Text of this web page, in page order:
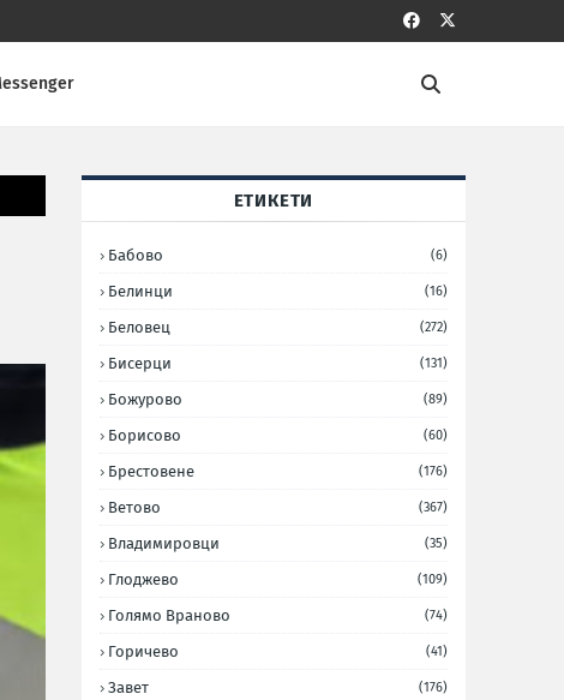
ЕТИКЕТИ
Бабово (6)
Белинци (16)
Беловец (272)
Бисерци (131)
Божурово (89)
Борисово (60)
Брестовене (176)
Ветово (367)
Владимировци (35)
Глоджево (109)
Голямо Враново (74)
Горичево (41)
Завет (176)